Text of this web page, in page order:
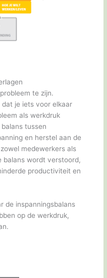
te zijn.
dat je iets voor elkaar
als werkdruk
tussen
en herstel aan de
medewerkers als
balans wordt verstoord,
productiviteit en
de inspanningsbalans
op de werkdruk,